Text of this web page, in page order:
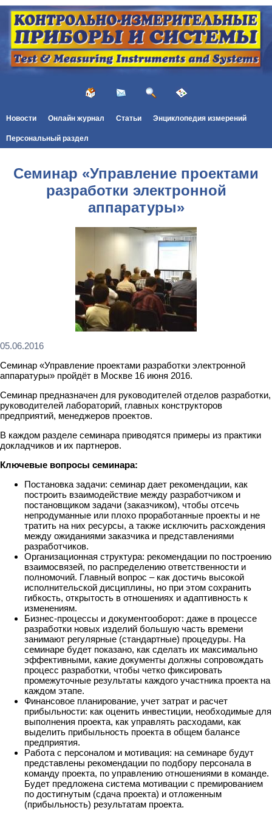
Новости Онлайн журнал Статьи Энциклопедия измерений
Персональный раздел
Семинар «Управление проектами
разработки электронной
аппаратуры»
05.06.2016
Семинар «Управление проектами разработки электронной
аппаратуры» пройдёт в Москве 16 июня 2016.
Семинар предназначен для руководителей отделов разработки,
руководителей лабораторий, главных конструкторов
предприятий, менеджеров проектов.
В каждом разделе семинара приводятся примеры из практики
докладчиков и их партнеров.
Ключевые вопросы семинара:
Постановка задачи: семинар дает рекомендации, как
построить взаимодействие между разработчиком и
постановщиком задачи (заказчиком), чтобы отсечь
непродуманные или плохо проработанные проекты и не
тратить на них ресурсы, а также исключить расхождения
между ожиданиями заказчика и представлениями
разработчиков.
Организационная структура: рекомендации по построению
взаимосвязей, по распределению ответственности и
полномочий. Главный вопрос – как достичь высокой
исполнительской дисциплины, но при этом сохранить
гибкость, открытость в отношениях и адаптивность к
изменениям.
Бизнес-процессы и документооборот: даже в процессе
разработки новых изделий большую часть времени
занимают регулярные (стандартные) процедуры. На
семинаре будет показано, как сделать их максимально
эффективными, какие документы должны сопровождать
процесс разработки, чтобы четко фиксировать
промежуточные результаты каждого участника проекта на
каждом этапе.
Финансовое планирование, учет затрат и расчет
прибыльности: как оценить инвестиции, необходимые для
выполнения проекта, как управлять расходами, как
выделить прибыльность проекта в общем балансе
предприятия.
Работа с персоналом и мотивация: на семинаре будут
представлены рекомендации по подбору персонала в
команду проекта, по управлению отношениями в команде.
Будет предложена система мотивации с премированием
по достигнутым (сдача проекта) и отложенным
(прибыльность) результатам проекта.